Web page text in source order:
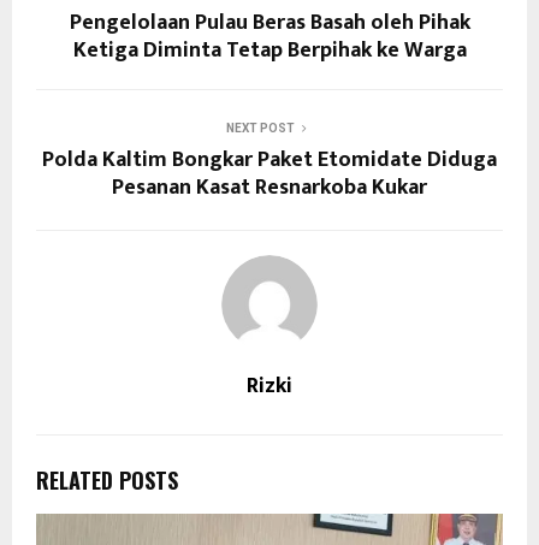
Pengelolaan Pulau Beras Basah oleh Pihak
Ketiga Diminta Tetap Berpihak ke Warga
NEXT POST
Polda Kaltim Bongkar Paket Etomidate Diduga
Pesanan Kasat Resnarkoba Kukar
Rizki
RELATED POSTS